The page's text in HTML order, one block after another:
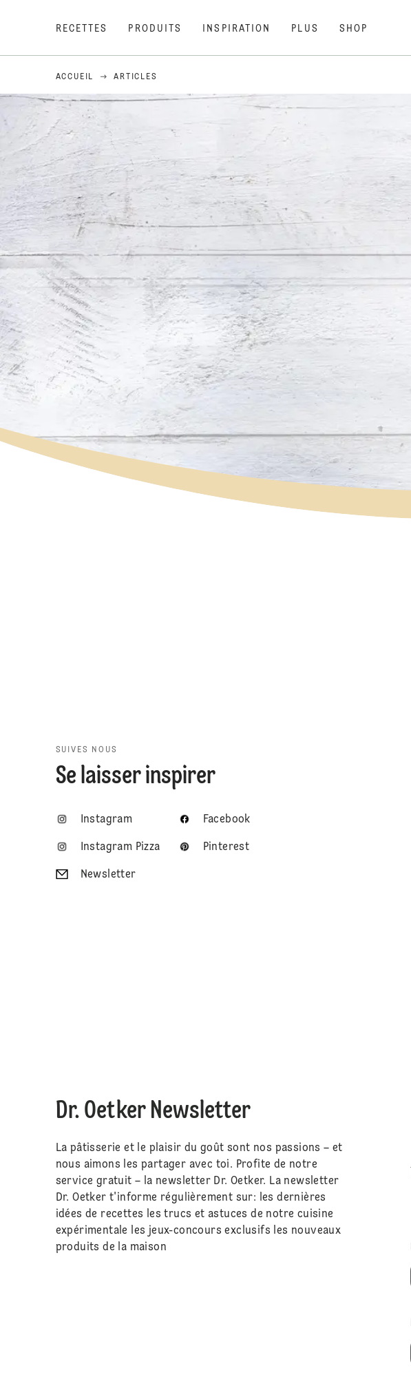
RECETTES PRODUITS INSPIRATION PLUS SHOP
ACCUEIL ARTICLES
SUIVES NOUS
Se laisser inspirer
Instagram Facebook
Instagram Pizza Pinterest
Newsletter
Dr. Oetker Newsletter
La pâtisserie et le plaisir du goût sont nos passions – et
nous aimons les partager avec toi. Profite de notre
service gratuit – la newsletter Dr. Oetker. La newsletter
Dr. Oetker t'informe régulièrement sur: les dernières
idées de recettes les trucs et astuces de notre cuisine
expérimentale les jeux-concours exclusifs les nouveaux
produits de la maison